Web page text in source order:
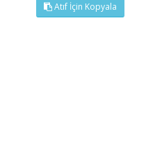
Atıf İçin Kopyala